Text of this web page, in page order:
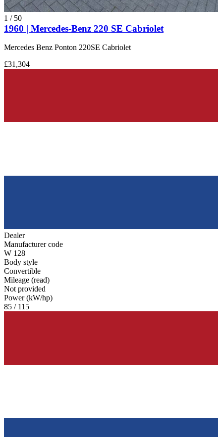
1 / 50
1960 | Mercedes-Benz 220 SE Cabriolet
Mercedes Benz Ponton 220SE Cabriolet
£31,304
Dealer
Manufacturer code
W 128
Body style
Convertible
Mileage (read)
Not provided
Power (kW/hp)
85 / 115